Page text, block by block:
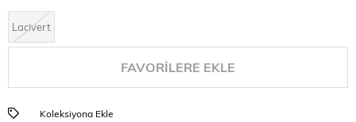
Lacivert
FAVORILERE EKLE
Koleksiyona Ekle